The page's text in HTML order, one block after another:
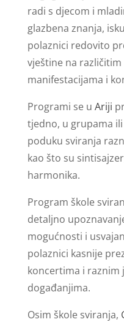
radi s djecom i
glazbena znanja,
polaznici redovito
vještine na
manifestacijama i
Programi se u Ariji
tjedno, u grupama
poduku sviranja
kao što su
harmonika.
Program škole
detaljno
mogućnosti i
polaznici kasnije
koncertima i
događanjima.
Osim škole sviranja,